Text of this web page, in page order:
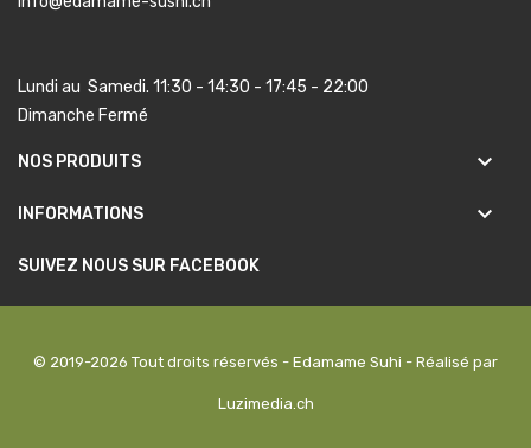
Lundi au Samedi. 11:30 - 14:30 - 17:45 - 22:00
Dimanche Fermé
NOS PRODUITS keyboard_arrow_down
INFORMATIONS keyboard_arrow_down
SUIVEZ NOUS SUR FACEBOOK
© 2019-2026 Tout droits réservés - Edamame Suhi - Réalisé par
Luzimedia.ch